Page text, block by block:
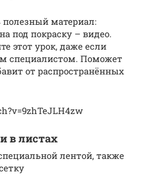
материал:
под покраску – видео.
этот урок, даже если
специалистом. Поможет
от распространённых
в листах
лентой, также